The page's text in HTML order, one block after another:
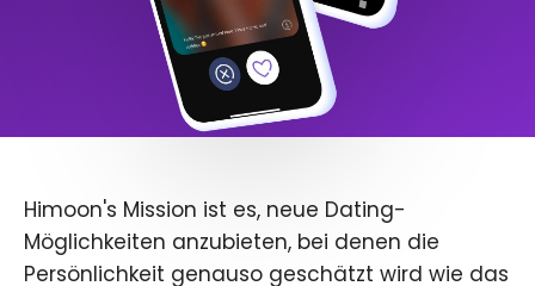
Himoon's Mission ist es, neue Dating-
Möglichkeiten anzubieten, bei denen die
Persönlichkeit genauso geschätzt wird wie das